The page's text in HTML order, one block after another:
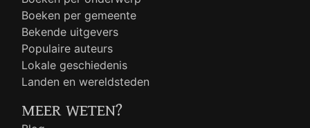
Boeken per gemeente
Bekende uitgevers
Populaire auteurs
Lokale geschiedenis
Landen en wereldsteden
MEER WETEN?